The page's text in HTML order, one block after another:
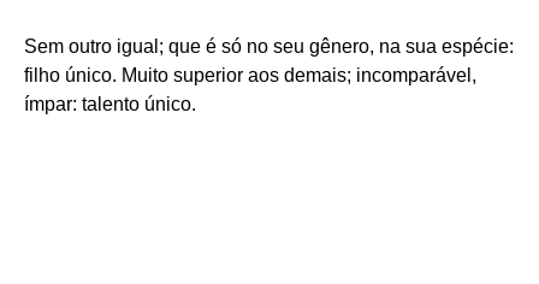
Sem outro igual; que é só no seu gênero, na sua espécie:
filho único. Muito superior aos demais; incomparável,
ímpar: talento único.